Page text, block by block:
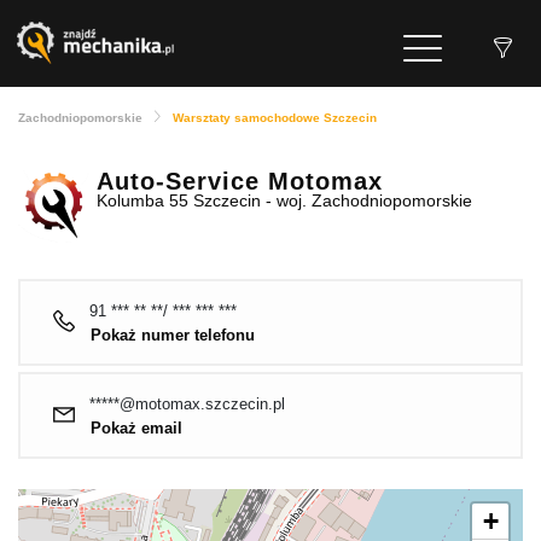
Zachodniopomorskie Warsztaty samochodowe Szczecin
Auto-Service Motomax
Kolumba 55 Szczecin - woj. Zachodniopomorskie
91 *** ** **/ *** *** ***
Pokaż numer telefonu
*****@motomax.szczecin.pl
Pokaż email
+